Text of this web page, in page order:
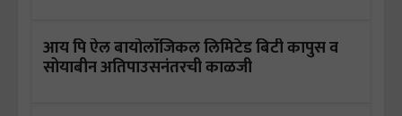
आय पि ऐल बायोलाॅजिकल लिमिटेड बिटी कापुस व
सोयाबीन अतिपाउसनंतरची काळजी